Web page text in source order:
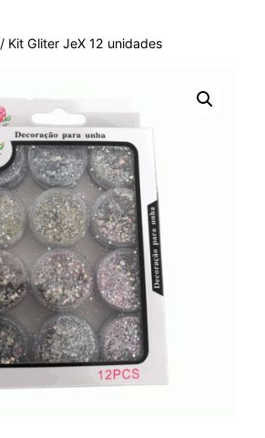
/ Kit Gliter JeX 12 unidades